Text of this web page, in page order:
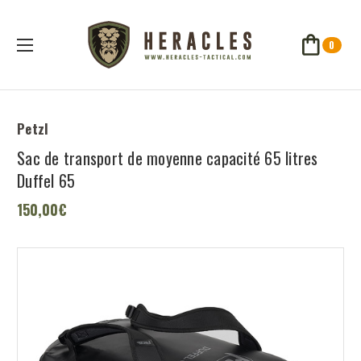
0
Petzl
Sac de transport de moyenne capacité 65 litres
Duffel 65
150,00€